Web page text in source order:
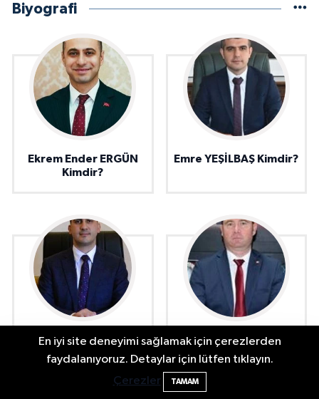
Biyografi
Ekrem Ender ERGÜN
Kimdir?
Emre YEŞİLBAŞ Kimdir?
Mehmet Anıl ÇOLAK
Kimdir?
Hüseyin ADATEPE
En iyi site deneyimi sağlamak için çerezlerden
faydalanıyoruz. Detaylar için lütfen tıklayın.
Çerezler
TAMAM
2 Buzağı Hediyeli Bal Festivalinde Hande
Ünsal Sahne Alacak